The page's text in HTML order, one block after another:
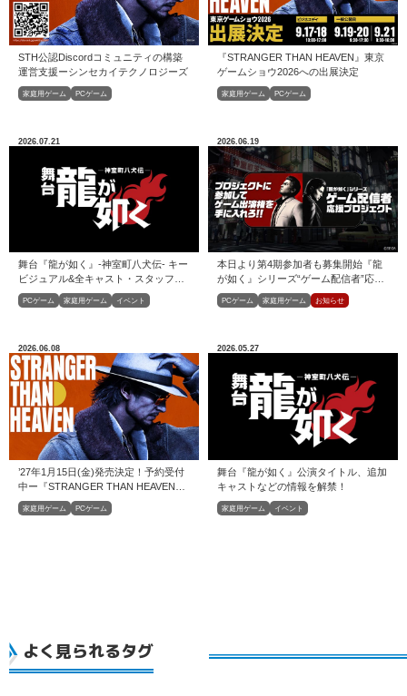
家庭用ゲーム PCゲーム
STH公認Discordコミュニティの構築
運営⽀援ーシンセカイテクノロジーズ
家庭用ゲーム PCゲーム
『STRANGER THAN HEAVEN』東京
ゲームショウ2026への出展決定
2026.07.21
PCゲーム 家庭用ゲーム イベント
舞台『龍が如く』-神室町八犬伝- キー
ビジュアル&全キャスト・スタッフ解
禁！
2026.06.19
PCゲーム 家庭用ゲーム お知らせ
本日より第4期参加者も募集開始『龍
が如く』シリーズ“ゲーム配信者”応援
プロジェクト
2026.06.08
家庭用ゲーム PCゲーム
’27年1月15日(金)発売決定！予約受付
中ー『STRANGER THAN HEAVEN』
今冬発売決定！
2026.05.27
家庭用ゲーム イベント
舞台『龍が如く』公演タイトル、追加
キャストなどの情報を解禁！
よく見られるタグ